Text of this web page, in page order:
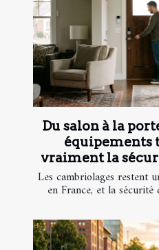
Du salon à la
équipements
vraiment la
Les cambriolages restent
en France, et la sécurité